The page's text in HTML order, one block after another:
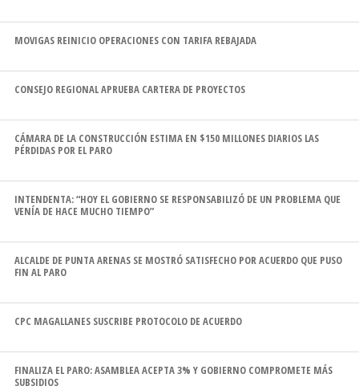
MOVIGAS REINICIO OPERACIONES CON TARIFA REBAJADA
CONSEJO REGIONAL APRUEBA CARTERA DE PROYECTOS
CÁMARA DE LA CONSTRUCCIÓN ESTIMA EN $150 MILLONES DIARIOS LAS
PÉRDIDAS POR EL PARO
INTENDENTA: “HOY EL GOBIERNO SE RESPONSABILIZÓ DE UN PROBLEMA QUE
VENÍA DE HACE MUCHO TIEMPO”
ALCALDE DE PUNTA ARENAS SE MOSTRÓ SATISFECHO POR ACUERDO QUE PUSO
FIN AL PARO
CPC MAGALLANES SUSCRIBE PROTOCOLO DE ACUERDO
FINALIZA EL PARO: ASAMBLEA ACEPTA 3% Y GOBIERNO COMPROMETE MÁS
SUBSIDIOS